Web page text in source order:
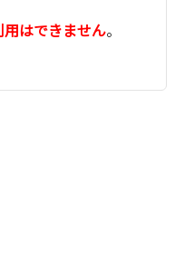
はできません。